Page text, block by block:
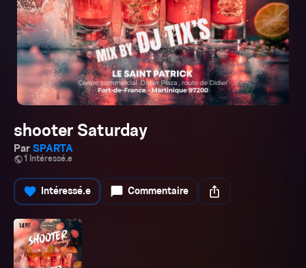
shooter Saturday
Par SPARTA
public1 Intéressé.e
favorite Intéressé.e chat_bubble Commentaire ios_share